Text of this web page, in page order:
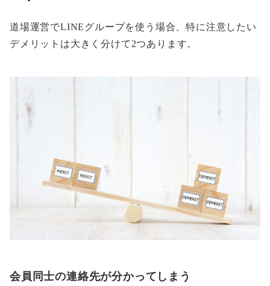
道場運営でLINEグループを使う場合、特に注意したい
デメリットは大きく分けて2つあります。
会員同士の連絡先が分かってしまう